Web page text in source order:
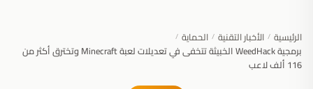
الرئيسية / الأخبار التقنية / الحماية /
برمجية WeedHack الخبيثة تتخفى في تعديلات لعبة Minecraft وتخترق أكثر من
116 ألف لاعب